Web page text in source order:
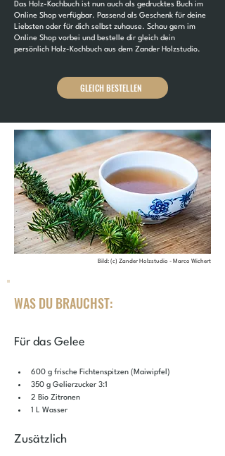
Das Holz-Kochbuch ist nun auch als gedrucktes Buch im
Online Shop verfügbar. Passend als Geschenk für deine
Liebsten oder für dich selbst zuhause. Schau gern im
Online Shop vorbei und bestelle dir gleich dein
persönlich Holz-Kochbuch aus dem Zander Holzstudio.
GLEICH BESTELLEN
Bild: (c) Zander Holzstudio - Marco Wichert
WAS DU BRAUCHST:
Für das Gelee
600 g frische Fichtenspitzen (Maiwipfel)
350 g Gelierzucker 3:1
2 Bio Zitronen
1 L Wasser
Zusätzlich